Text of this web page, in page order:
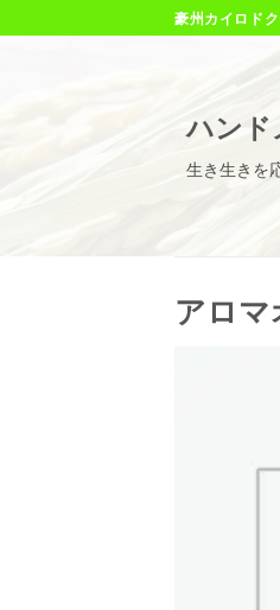
to
豪州カイロド
ハンド
生き生きを
アロマ